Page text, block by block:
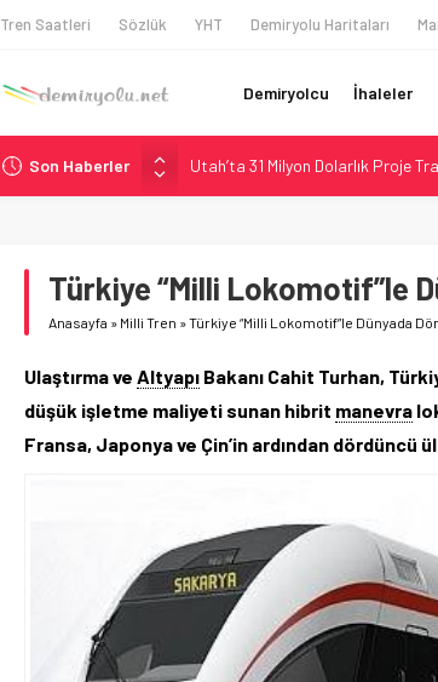
Tren Saatleri Sözlük YHT Demiryolu Haritaları
Demiryolcu İhaleler
Son Haberler
Utah’ta 31 Milyon Dolarlık Proje
Wabtec Brezilya’da 1 Milyar
Ukrayna’da Yolcu Trenine İHA
9,9 Milyar Dolarlık Mor Hat’ta Tel
Türkiye “Milli Lokomotif”le
Anasayfa » Milli Tren »Türkiye “Milli Lokomotif”le Dünyada
Ulaştırma ve Altyapı Bakanı Cahit Turhan,
düşük işletme maliyeti sunan hibrit manevra
Fransa, Japonya ve Çin’in ardından dördüncü